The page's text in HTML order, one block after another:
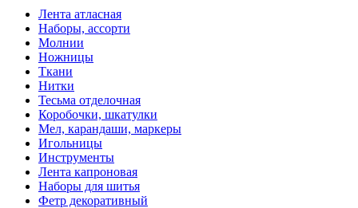
Лента атласная
Наборы, ассорти
Молнии
Ножницы
Ткани
Нитки
Тесьма отделочная
Коробочки, шкатулки
Мел, карандаши, маркеры
Игольницы
Инструменты
Лента капроновая
Наборы для шитья
Фетр декоративный